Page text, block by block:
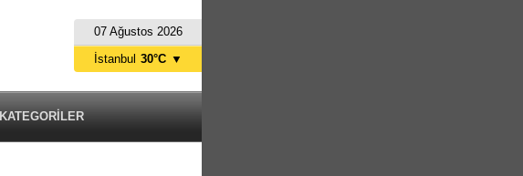
07 Ağustos 2026
KATEGORİLER
İstanbul 30°C ▼